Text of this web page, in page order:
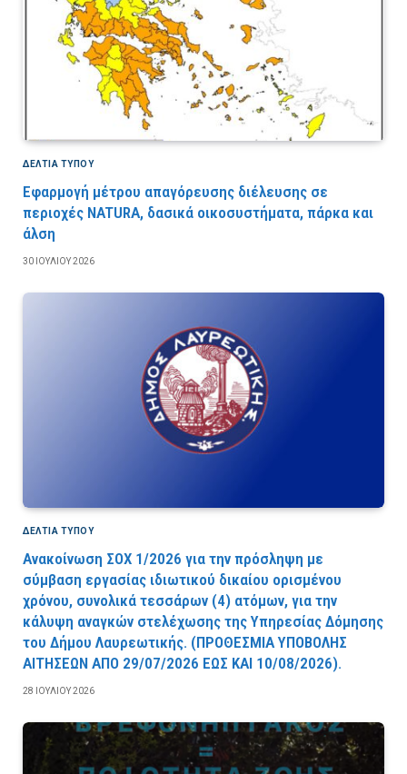
ΔΕΛΤΙΑ ΤΥΠΟΥ
Εφαρμογή μέτρου απαγόρευσης διέλευσης σε
περιοχές NATURA, δασικά οικοσυστήματα, πάρκα και
άλση
30 ΙΟΥΛΊΟΥ 2026
ΔΕΛΤΙΑ ΤΥΠΟΥ
Ανακοίνωση ΣΟΧ 1/2026 για την πρόσληψη με
σύμβαση εργασίας ιδιωτικού δικαίου ορισμένου
χρόνου, συνολικά τεσσάρων (4) ατόμων, για την
κάλυψη αναγκών στελέχωσης της Υπηρεσίας Δόμησης
του Δήμου Λαυρεωτικής. (ΠPOΘEΣMIA YΠOBOΛHΣ
AITHΣEΩN AΠO 29/07/2026 EΩΣ KAI 10/08/2026).
28 ΙΟΥΛΊΟΥ 2026